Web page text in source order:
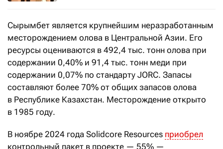
Сырымбет является крупнейшим неразработанным
месторождением олова в Центральной Азии. Его
ресурсы оцениваются в 492,4 тыс. тонн олова при
содержании 0,40% и 91,4 тыс. тонн меди при
содержании 0,07% по стандарту JORC. Запасы
составляют более 70% от общих запасов олова
в Республике Казахстан. Месторождение открыто
в 1985 году.
В ноябре 2024 года Solidcore Resources приобрел
контрольный пакет в проекте — 55% —